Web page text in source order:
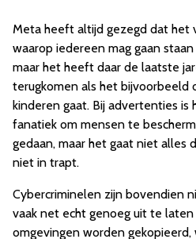
Meta heeft altijd gezegd dat het
waarop iedereen mag gaan
maar het heeft daar de laatste
terugkomen als het bijvoorbeeld
kinderen gaat. Bij advertenties is
fanatiek om mensen te
gedaan, maar het gaat niet alles
niet in trapt.
Cybercriminelen zijn bovendien
vaak net echt genoeg uit te
omgevingen worden